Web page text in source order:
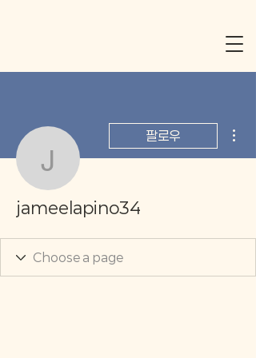
jameelapino34
팔로우
jameelapino34